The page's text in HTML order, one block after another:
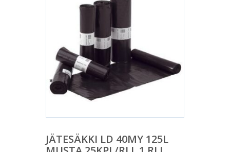
JÄTESÄKKI LD 40MY 125L